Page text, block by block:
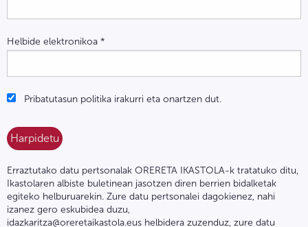
Helbide elektronikoa *
Pribatutasun politika irakurri eta onartzen dut.
Erraztutako datu pertsonalak ORERETA IKASTOLA-k tratatuko ditu,
Ikastolaren albiste buletinean jasotzen diren berrien bidalketak
egiteko helburuarekin. Zure datu pertsonalei dagokienez, nahi
izanez gero eskubidea duzu,
idazkaritza@oreretaikastola.eus helbidera zuzenduz, zure datu